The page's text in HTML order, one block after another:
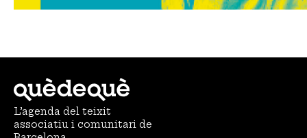
L’agenda del teixit
associatiu i comunitari de